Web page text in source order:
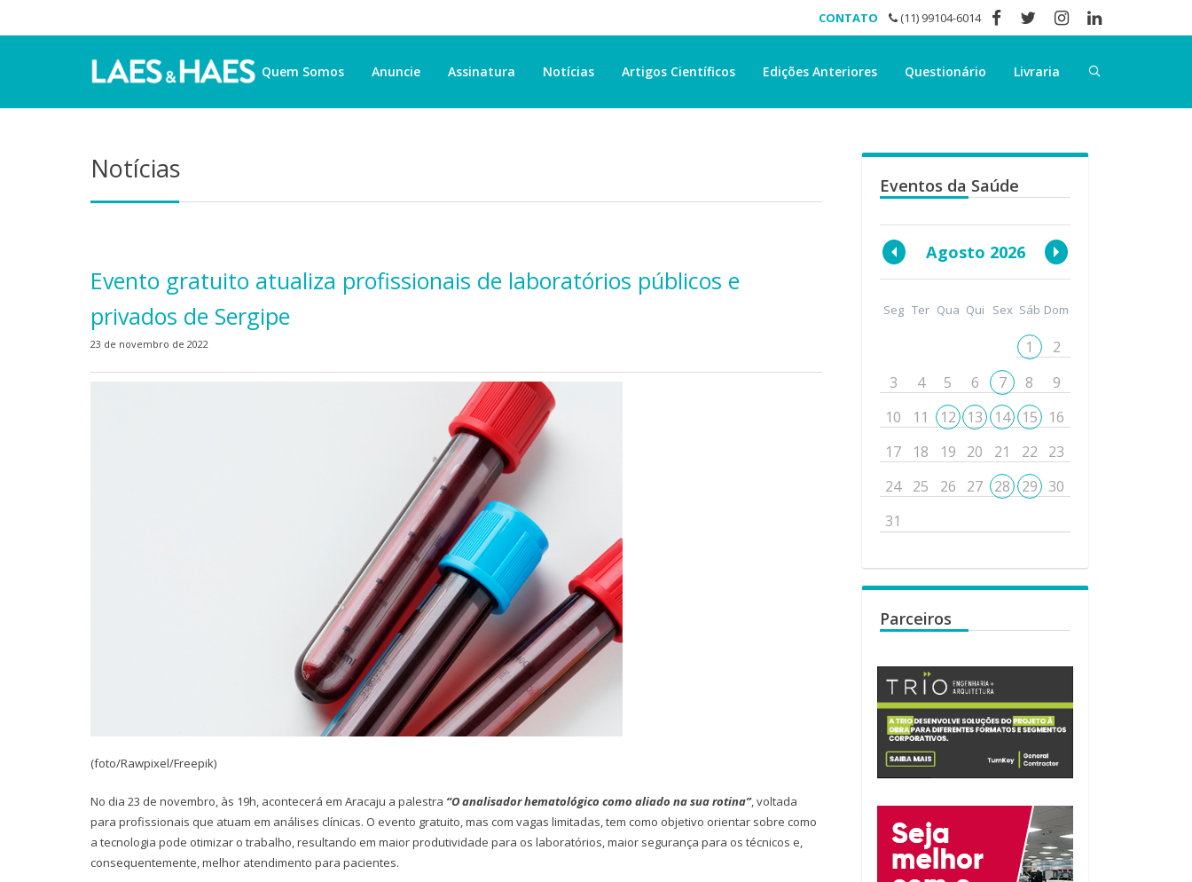
CONTATO (11) 99104-6014
Quem Somos Anuncie Assinatura Notícias Artigos Científicos Edições Anteriores Questionário Livraria
Notícias
Evento gratuito atualiza profissionais de laboratórios públicos e
privados de Sergipe
23 de novembro de 2022
(foto/Rawpixel/Freepik)
No dia 23 de novembro, às 19h, acontecerá em Aracaju a palestra “O analisador hematológico como aliado na sua rotina”, voltada
para profissionais que atuam em análises clínicas. O evento gratuito, mas com vagas limitadas, tem como objetivo orientar sobre como
a tecnologia pode otimizar o trabalho, resultando em maior produtividade para os laboratórios, maior segurança para os técnicos e,
consequentemente, melhor atendimento para pacientes.
Eventos da Saúde
Agosto 2026
Seg Ter Qua Qui Sex Sáb Dom
1
2
3
4 5 6 7 8
9
10
11 12 13 14 15
16
17
18 19 20 21 22
23
24
25 26 27 28 29
30
31
Parceiros